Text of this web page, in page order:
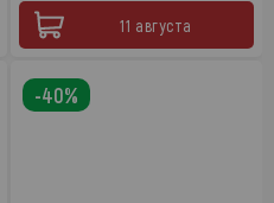
11 августа
-40%